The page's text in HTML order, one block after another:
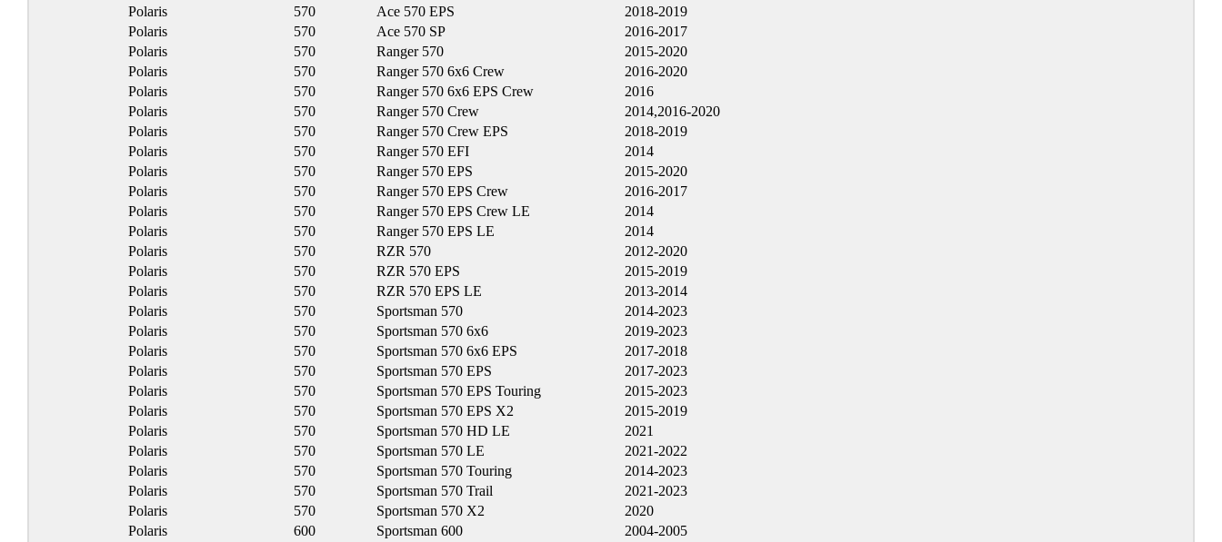
Polaris
570 Ace 570 EPS
2018-2019
Polaris
570 Ace 570 SP
2016-2017
Polaris
570 Ranger 570
2015-2020
Polaris
570 Ranger 570 6x6 Crew
2016-2020
Polaris
570 Ranger 570 6x6 EPS Crew
2016
Polaris
570 Ranger 570 Crew
2014,2016-2020
Polaris
570 Ranger 570 Crew EPS
2018-2019
Polaris
570 Ranger 570 EFI
2014
Polaris
570 Ranger 570 EPS
2015-2020
Polaris
570 Ranger 570 EPS Crew
2016-2017
Polaris
570 Ranger 570 EPS Crew LE
2014
Polaris
570 Ranger 570 EPS LE
2014
Polaris
570 RZR 570
2012-2020
Polaris
570 RZR 570 EPS
2015-2019
Polaris
570 RZR 570 EPS LE
2013-2014
Polaris
570 Sportsman 570
2014-2023
Polaris
570 Sportsman 570 6x6
2019-2023
Polaris
570 Sportsman 570 6x6 EPS
2017-2018
Polaris
570 Sportsman 570 EPS
2017-2023
Polaris
570 Sportsman 570 EPS Touring
2015-2023
Polaris
570 Sportsman 570 EPS X2
2015-2019
Polaris
570 Sportsman 570 HD LE
2021
Polaris
570 Sportsman 570 LE
2021-2022
Polaris
570 Sportsman 570 Touring
2014-2023
Polaris
570 Sportsman 570 Trail
2021-2023
Polaris
570 Sportsman 570 X2
2020
Polaris
600 Sportsman 600
2004-2005